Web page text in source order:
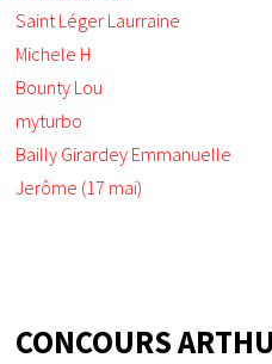
Saint Léger Laurraine
Michele H
Bounty Lou
myturbo
Bailly Girardey Emmanuelle
Jerôme (17 mai)
CONCOURS